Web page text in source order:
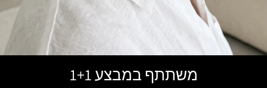
משתתף במבצע 1+1